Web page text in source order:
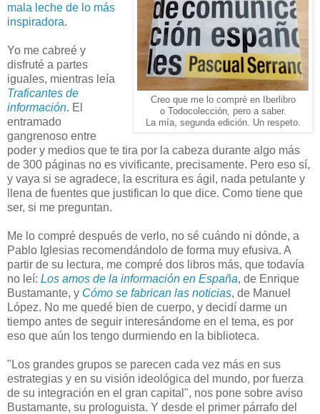
Creo que me lo compré en Iberlibro
o Todocolección, pero a saber.
La mía, segunda edición. Un respeto.
mala leche de lo más
inspiradora.
Yo me cabreé y
disfruté a partes
iguales, mientras leía
Traficantes de
información. El
entramado
gangrenoso entre
poder y medios que te tira por la cabeza durante algo más
de 300 páginas no es vivificante, precisamente. Pero eso sí,
y vaya si se agradece, la escritura es ágil, nada petulante y
llena de fuentes que justifican lo que dice. Como tiene que
ser, si me preguntan.
Me lo compré después de verlo, no sé cuándo ni dónde, a
Pablo Iglesias recomendándolo de forma muy efusiva. A
partir de su lectura, me compré dos libros más, que todavía
no leí: Los amos de la información en España, de Enrique
Bustamante, y Cómo se fabrican las noticias, de Manuel
López. No me quedé bien de cuerpo, y decidí darme un
tiempo antes de seguir interesándome en el tema, es por
eso que aún los tengo durmiendo en la biblioteca.
"Los grandes grupos se parecen cada vez más en sus
estrategias y en su visión ideológica del mundo, por fuerza
de su integración en el gran capital", nos pone sobre aviso
Bustamante, su prologuista. Y desde el primer párrafo del